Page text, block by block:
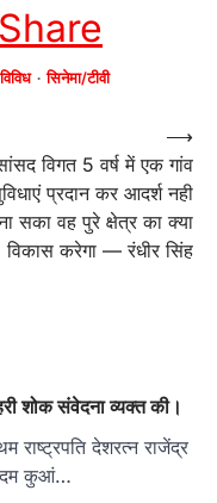
LinkedIn
Share
विविध सिनेमा/टीवी
विगत 5 वर्ष में एक गांव
प्रदान कर आदर्श नही
सका वह पुरे क्षेत्र का क्या
विकास करेगा — रंधीर सिंह
⟶
शोक संवेदना व्यक्त की।
राष्ट्रपति देशरत्न राजेंद्र
कदम कुआं…